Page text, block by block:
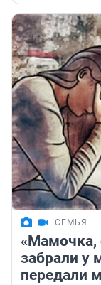
СЕМЬЯ
«Мамочка,
забрали у
передали